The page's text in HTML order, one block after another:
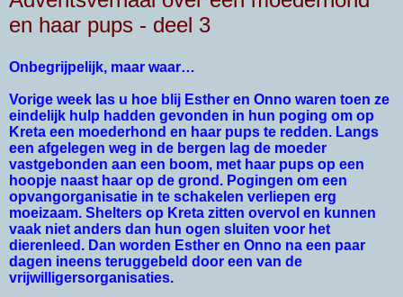
en haar pups - deel 3
Onbegrijpelijk, maar waar…
Vorige week las u hoe blij Esther en Onno waren toen ze
eindelijk hulp hadden gevonden in hun poging om op
Kreta een moederhond en haar pups te redden. Langs
een afgelegen weg in de bergen lag de moeder
vastgebonden aan een boom, met haar pups op een
hoopje naast haar op de grond. Pogingen om een
opvangorganisatie in te schakelen verliepen erg
moeizaam. Shelters op Kreta zitten overvol en kunnen
vaak niet anders dan hun ogen sluiten voor het
dierenleed. Dan worden Esther en Onno na een paar
dagen ineens teruggebeld door een van de
vrijwilligersorganisaties.